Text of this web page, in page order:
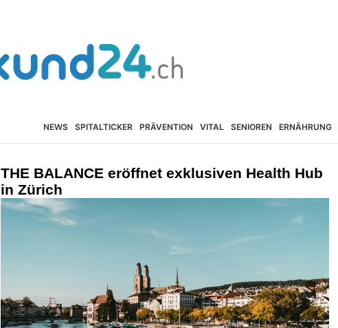
NEWS SPITALTICKER PRÄVENTION VITAL SENIOREN ERNÄHRUNG
THE BALANCE eröffnet exklusiven Health Hub
in Zürich